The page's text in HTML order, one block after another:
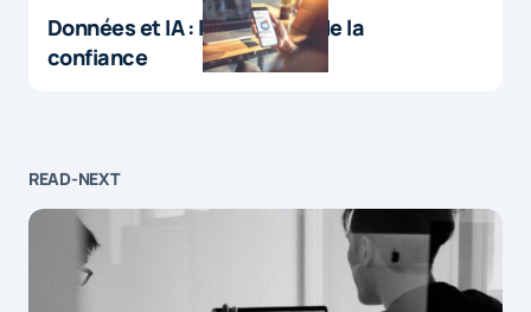
Données et IA : le paradoxe de la
confiance
READ-NEXT